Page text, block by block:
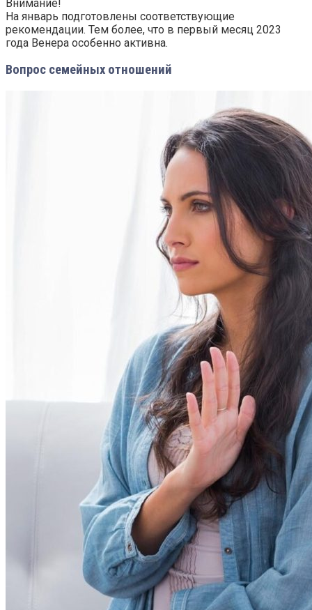
Внимание!
На январь подготовлены соответствующие
рекомендации. Тем более, что в первый месяц 2023
года Венера особенно активна.
Вопрос семейных отношений